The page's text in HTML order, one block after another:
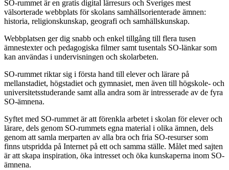
SO-rummet är en gratis digital lärresurs och Sveriges mest
välsorterade webbplats för skolans samhällsorienterade ämnen:
historia, religionskunskap, geografi och samhällskunskap.
Webbplatsen ger dig snabb och enkel tillgång till flera tusen
ämnestexter och pedagogiska filmer samt tusentals SO-länkar som
kan användas i undervisningen och skolarbeten.
SO-rummet riktar sig i första hand till elever och lärare på
mellanstadiet, högstadiet och gymnasiet, men även till högskole- och
universitetsstuderande samt alla andra som är intresserade av de fyra
SO-ämnena.
Syftet med SO-rummet är att förenkla arbetet i skolan för elever och
lärare, dels genom SO-rummets egna material i olika ämnen, dels
genom att samla merparten av alla bra och fria SO-resurser som
finns utspridda på Internet på ett och samma ställe. Målet med sajten
är att skapa inspiration, öka intresset och öka kunskaperna inom SO-
ämnena.